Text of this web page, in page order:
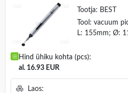
Tootja: BEST
Tool: vacuum
L: 155mm; Ø:
Hind ühiku kohta (pcs):
al. 16.93 EUR
Laos: